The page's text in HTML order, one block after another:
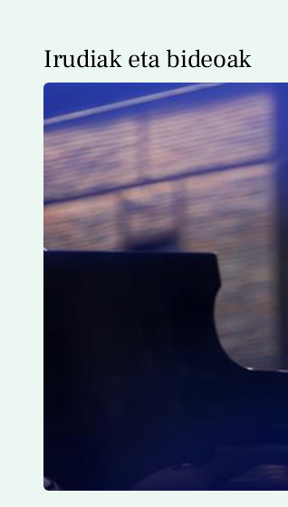
Irudiak eta bideoak